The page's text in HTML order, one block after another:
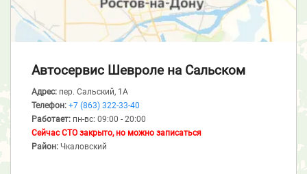
Автосервис Шевроле на Сальском
Адрес: пер. Сальский, 1А
Телефон: +7 (863) 322-33-40
Работает: пн-вс: 09:00 - 20:00
Сейчас СТО закрыто, но можно записаться
Район: Чкаловский